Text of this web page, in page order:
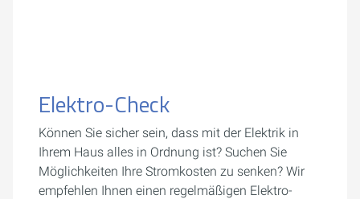
Elektro-Check
Können Sie sicher sein, dass mit der Elektrik in
Ihrem Haus alles in Ordnung ist? Suchen Sie
Möglichkeiten Ihre Stromkosten zu senken? Wir
empfehlen Ihnen einen regelmäßigen Elektro-